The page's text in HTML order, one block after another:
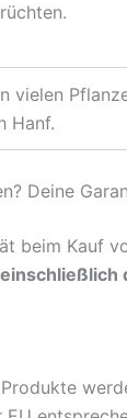
vielen
Hanf.
Deine
beim Kauf